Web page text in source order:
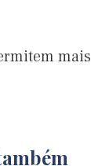
mais